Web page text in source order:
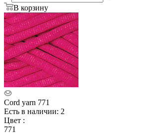
В корзину
Cord yarn 771
Есть в наличии: 2
Цвет :
771